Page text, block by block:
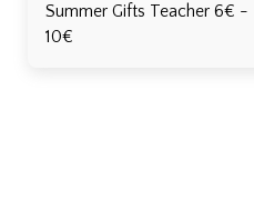
Summer Gifts Teacher 6€ -
10€